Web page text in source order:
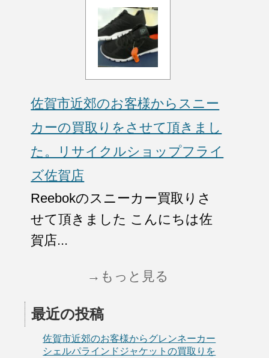
佐賀市近郊のお客様からスニー
カーの買取りをさせて頂きまし
た。リサイクルショップフライ
ズ佐賀店
Reebokのスニーカー買取りさ
せて頂きました こんにちは佐
賀店...
→もっと見る
最近の投稿
佐賀市近郊のお客様からグレンネーカー
シェルパラインドジャケットの買取りを